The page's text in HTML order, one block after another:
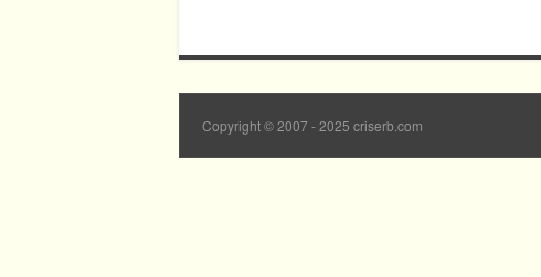
Copyright © 2007 - 2025 criserb.com